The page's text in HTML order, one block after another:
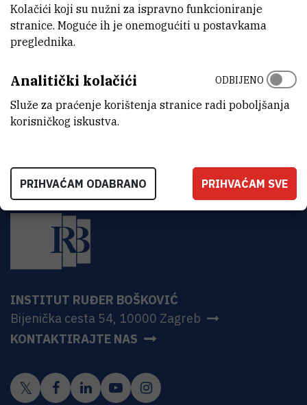
ZAVOD
Zavod za istraživanje mora i okoliša
Institut Ruđer Bošković
HR-10000 Zagreb
INSTITUT RUĐER BOŠKOVIĆ
Bijenička cesta 54, 10000 Zagreb
KONTAKTIRAJTE NAS
Kolačići koji su nužni za ispravno funkcioniranje
stranice. Moguće ih je onemogućiti u postavkama
preglednika.
Analitički kolačići
Služe za praćenje korištenja stranice radi poboljšanja
korisničkog iskustva.
ODBIJENO
PRIHVAĆAM ODABRANO PRIHVAĆAM SVE